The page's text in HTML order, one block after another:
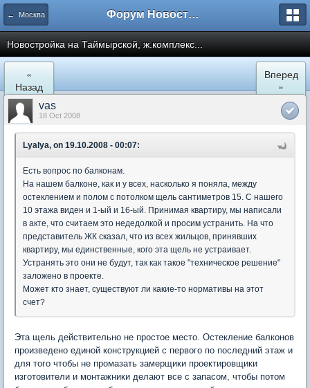
← Москва Форум Новостройки
Новостройка на Таймырской, ж.комплекс...
«
Назад
Вперед
»
vas
18 Oct 2008
Lyalya, on 19.10.2008 - 00:07:
Есть вопрос по балконам.
На нашем балконе, как и у всех, насколько я поняла, между
остеклением и полом с потолком щель сантиметров 15. С нашего
10 этажа виден и 1-ый и 16-ый. Принимая квартиру, мы написали
в акте, что считаем это недедолкой и просим устранить. На что
представитель ЖК сказал, что из всех жильцов, принявших
квартиру, мы единственные, кого эта щель не устраивает.
Устранять это они не будут, так как такое "техническое решение"
заложено в проекте.
Может кто знает, существуют ли какие-то нормативы на этот
счет?
Эта щель действительно не простое место. Остекление балконов
произведено единой конструкцией с первого по последний этаж и
для того чтобы не промазать замерщики проектировщики
изготовители и монтажники делают все с запасом, чтобы потом